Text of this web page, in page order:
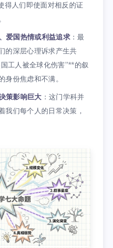
得人们即使面对相反的证
爱国热情或利益追求 ：最
的深层心理诉求产生共
工人被全球化伤害”**的叙
身份焦虑和不满。
策影响巨大 ：这门学科并
我们每个人的日常决策，